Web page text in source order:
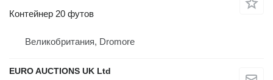
Контейнер 20 футов
Великобритания, Dromore
EURO AUCTIONS UK Ltd